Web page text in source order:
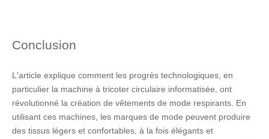
Conclusion
L'article explique comment les progrès technologiques, en
particulier la machine à tricoter circulaire informatisée, ont
révolutionné la création de vêtements de mode respirants. En
utilisant ces machines, les marques de mode peuvent produire
des tissus légers et confortables, à la fois élégants et